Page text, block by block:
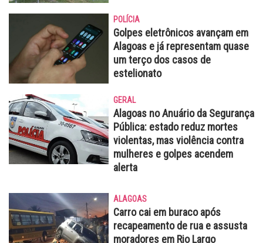
POLÍCIA
Golpes eletrônicos avançam em
Alagoas e já representam quase
um terço dos casos de
estelionato
GERAL
Alagoas no Anuário da Segurança
Pública: estado reduz mortes
violentas, mas violência contra
mulheres e golpes acendem
alerta
ALAGOAS
Carro cai em buraco após
recapeamento de rua e assusta
moradores em Rio Largo